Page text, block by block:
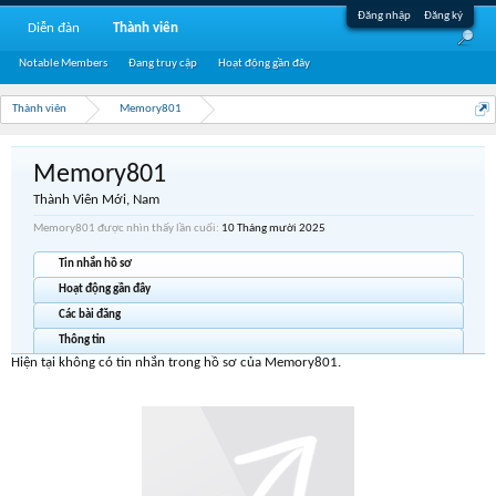
Đăng nhập Đăng ký
Thành viên Memory801
Memory801
Thành Viên Mới, Nam
Memory801 được nhìn thấy lần cuối: 10 Tháng mười 2025
Tin nhắn hồ sơ
Hoạt động gần đây
Các bài đăng
Thông tin
Hiện tại không có tin nhắn trong hồ sơ của Memory801.
Diễn đàn Thành viên
Notable Members Đang truy cập Hoạt động gần đây